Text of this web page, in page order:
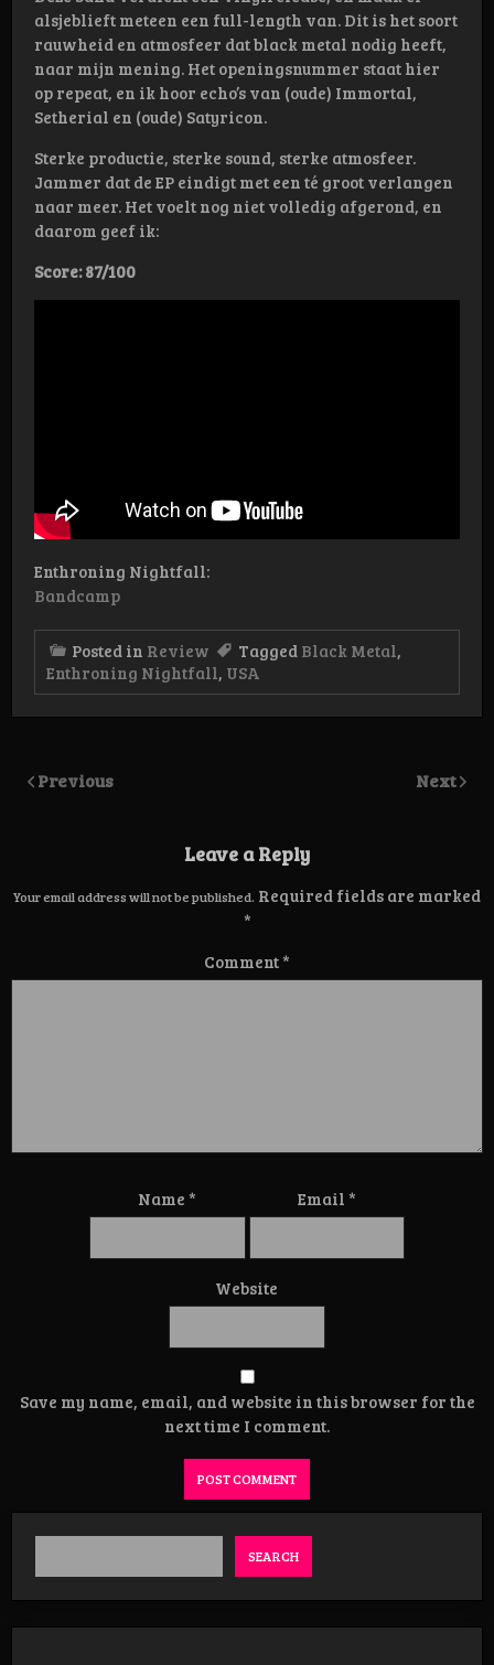
alsjeblieft meteen een full-length van. Dit is het soort
rauwheid en atmosfeer dat black metal nodig heeft,
naar mijn mening. Het openingsnummer staat hier
op repeat, en ik hoor echo’s van (oude) Immortal,
Setherial en (oude) Satyricon.
Sterke productie, sterke sound, sterke atmosfeer.
Jammer dat de EP eindigt met een té groot verlangen
naar meer. Het voelt nog niet volledig afgerond, en
daarom geef ik:
Score: 87/100
Enthroning Nightfall:
Bandcamp
Posted in Review Tagged Black Metal,
Enthroning Nightfall, USA
Previous Next
Leave a Reply
Your email address will not be published. Required fields are marked
*
Comment*
Name* Email *
Website
Save my name, email, and website in this browser for the
next time I comment.
SEARCH